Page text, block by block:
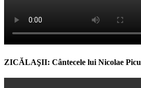
ZICĂLAŞII: Cântecele lui Nicolae Picu